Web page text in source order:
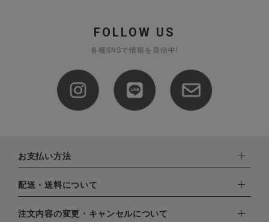
FOLLOW US
各種SNSで情報を発信中!
お支払い方法
下記お支払い方法よりお選びいただけます。
・クレジットカード（VISA,mastercard,JCB,AMERICAN
EXPRESS,Diners Club）
配送・送料について
配達業者：日本郵便
注文内容の変更・キャンセルについて